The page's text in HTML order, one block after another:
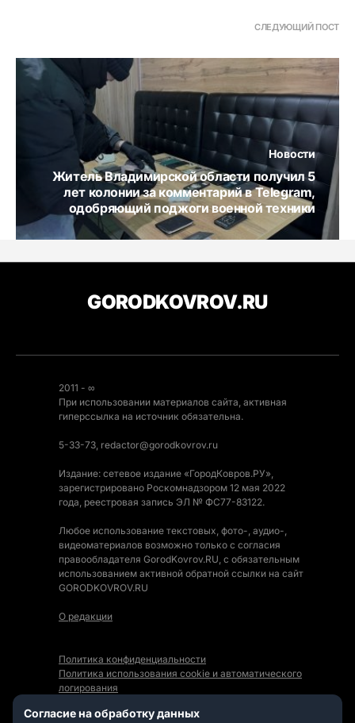
СЛЕДУЮЩИЙ ПОСТ
Новости
Житель Владимирской области получил 5
лет колонии за комментарий в Telegram,
одобряющий поджоги военной техники
GORODKOVROV.RU
2011 - ∞
При использовании материалов сайта, активная
гиперссылка на источник обязательна.
5-33-73, redactor@gorodkovrov.ru
Издание: сетевое издание «ГородКовров.РУ»,
зарегистрировано Роскомнадзором 12 мая 2022
года, реестровая запись ЭЛ № ФС77-83122.
Любое использование текстовых, фото-, аудио-,
видеоматериалов возможно только с согласия
правообладателя GorodKovrov.RU, с обязательным
использованием активной обратной ссылки на сайт
GORODKOVROV.RU
О редакции
Политика конфиденциальности
Политика использования cookie и автоматического
логирования
Согласие на обработку данных